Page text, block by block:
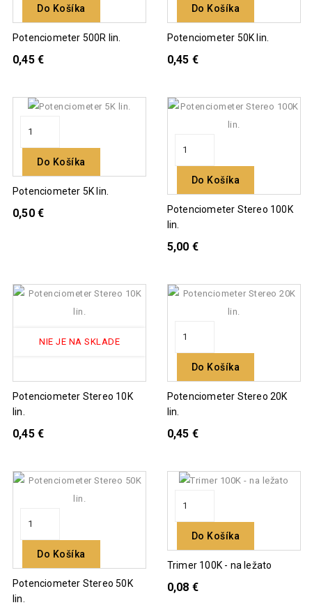
Do Košíka
Potenciometer 500R lin.
0,45 €
Do Košíka
Potenciometer 50K lin.
0,45 €
Do Košíka
Potenciometer 5K lin.
0,50 €
Do Košíka
Potenciometer Stereo 100K
lin.
5,00 €
NIE JE NA SKLADE
Potenciometer Stereo 10K
lin.
0,45 €
Do Košíka
Potenciometer Stereo 20K
lin.
0,45 €
Do Košíka
Potenciometer Stereo 50K
lin.
Do Košíka
Trimer 100K - na ležato
0,08 €